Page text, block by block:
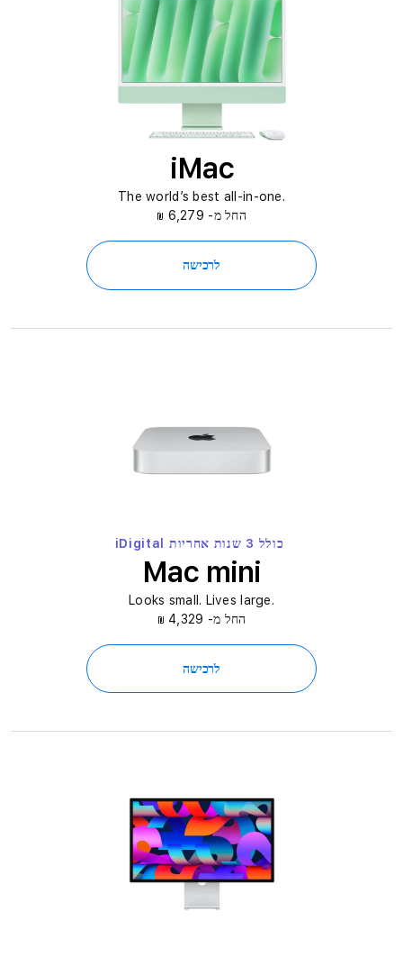
iMac
החל מ- 6,279
₪
לרכישה
כולל 3 שנות אחריות iDigital
Mac mini
החל מ- 4,329
₪
לרכישה